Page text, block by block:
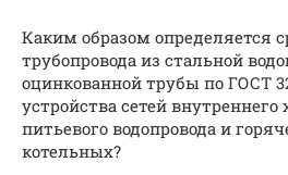
Каким образом определяется
трубопровода из стальной
оцинкованной трубы по ГОСТ
устройства сетей внутреннего
питьевого водопровода и
котельных?